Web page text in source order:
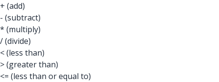
+ (add)
- (subtract)
* (multiply)
/ (divide)
< (less than)
> (greater than)
<= (less than or equal to)